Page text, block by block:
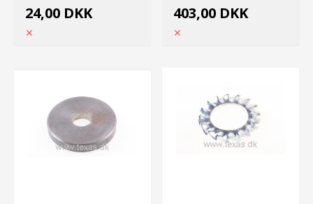
24,00 DKK 403,00 DKK